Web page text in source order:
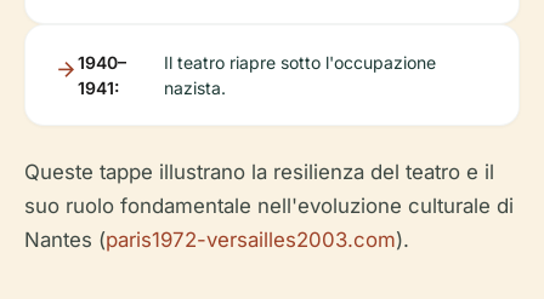
1940–
1941:
Il teatro riapre sotto l'occupazione
nazista.
Queste tappe illustrano la resilienza del teatro e il
suo ruolo fondamentale nell'evoluzione culturale di
Nantes (paris1972-versailles2003.com).